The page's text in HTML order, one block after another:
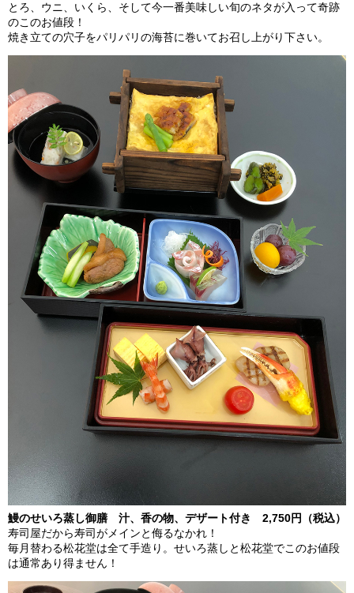
とろ、ウニ、いくら、そして今一番美味しい旬のネタが入って奇跡
のこのお値段！
焼き立ての穴子をパリパリの海苔に巻いてお召し上がり下さい。
鰻のせいろ蒸し御膳 汁、香の物、デザート付き 2,750円（税込）
寿司屋だから寿司がメインと侮るなかれ！
毎月替わる松花堂は全て手造り。せいろ蒸しと松花堂でこのお値段
は通常あり得ません！